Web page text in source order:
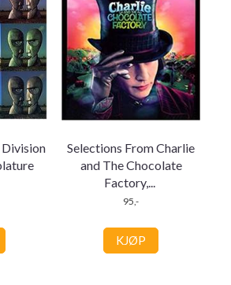
Selections From Charlie
and The Chocolate
Factory,...
95,-
KJØP